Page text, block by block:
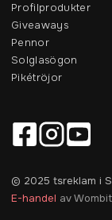
Profilprodukter
Giveaways
Pennor
Solglasögon
Pikétröjor
© 2025 tsreklam i
E-handel av Wombit